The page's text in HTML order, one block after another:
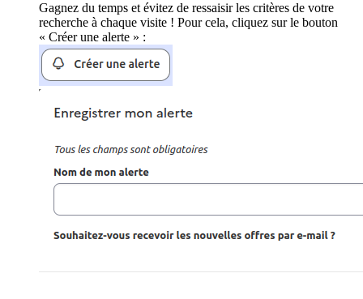
Gagnez du temps et évitez de ressaisir les critères de votre
recherche à chaque visite ! Pour cela, cliquez sur le bouton
« Créer une alerte » :